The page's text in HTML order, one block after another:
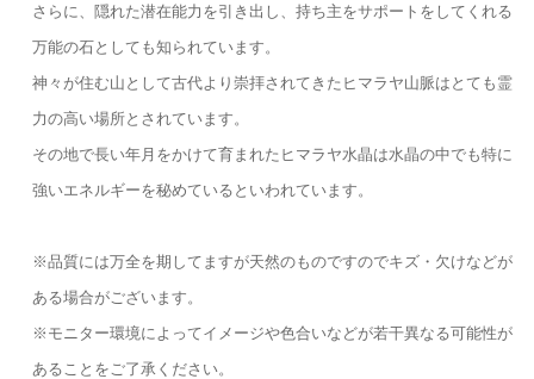
さらに、隠れた潜在能力を引き出し、持ち主をサポートをしてくれる
万能の石としても知られています。
神々が住む山として古代より崇拝されてきたヒマラヤ山脈はとても霊
力の高い場所とされています。
その地で長い年月をかけて育まれたヒマラヤ水晶は水晶の中でも特に
強いエネルギーを秘めているといわれています。
※品質には万全を期してますが天然のものですのでキズ・欠けなどが
ある場合がございます。
※モニター環境によってイメージや色合いなどが若干異なる可能性が
あることをご了承ください。